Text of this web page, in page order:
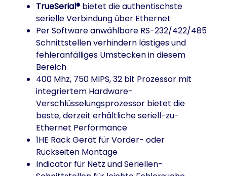
TrueSerial® bietet die authentischste
serielle Verbindung über Ethernet
Per Software anwählbare RS-232/422/485
Schnittstellen verhindern lästiges und
fehleranfälliges Umstecken in diesem
Bereich
400 Mhz, 750 MIPS, 32 bit Prozessor mit
integriertem Hardware-
Verschlüsselungsprozessor bietet die
beste, derzeit erhältliche seriell-zu-
Ethernet Performance
1HE Rack Gerät für Vorder- oder
Rückseiten Montage
Indicator für Netz und Seriellen-